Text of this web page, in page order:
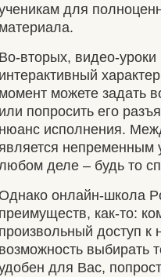
для
материала.
Во-вторых, видео-уроки
интерактивный
момент можете задать
или попросить его
нюанс исполнения.
непременным
деле – будь то
Однако онлайн-школа
преимуществ, как-то:
произвольный доступ к
возможность выбирать
для Вас,